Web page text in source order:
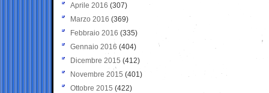
Aprile 2016 (307)
Marzo 2016 (369)
Febbraio 2016 (335)
Gennaio 2016 (404)
Dicembre 2015 (412)
Novembre 2015 (401)
Ottobre 2015 (422)